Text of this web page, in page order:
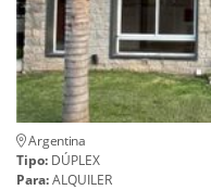
Argentina
Tipo: DÚPLEX
Para:ALQUILER